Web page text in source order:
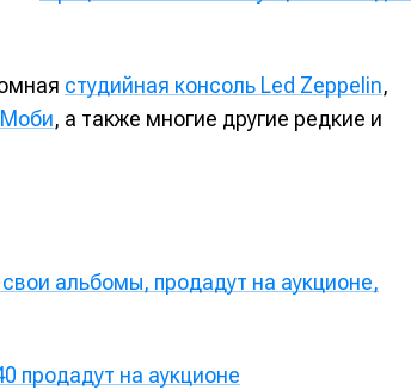
студийная консоль Led Zeppelin,
, а также многие другие редкие и
альбомы, продадут на аукционе,
продадут на аукционе